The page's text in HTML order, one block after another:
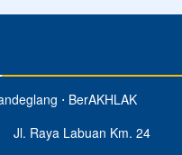
⋅ BerAKHLAK
Jl. Raya Labuan Km. 24